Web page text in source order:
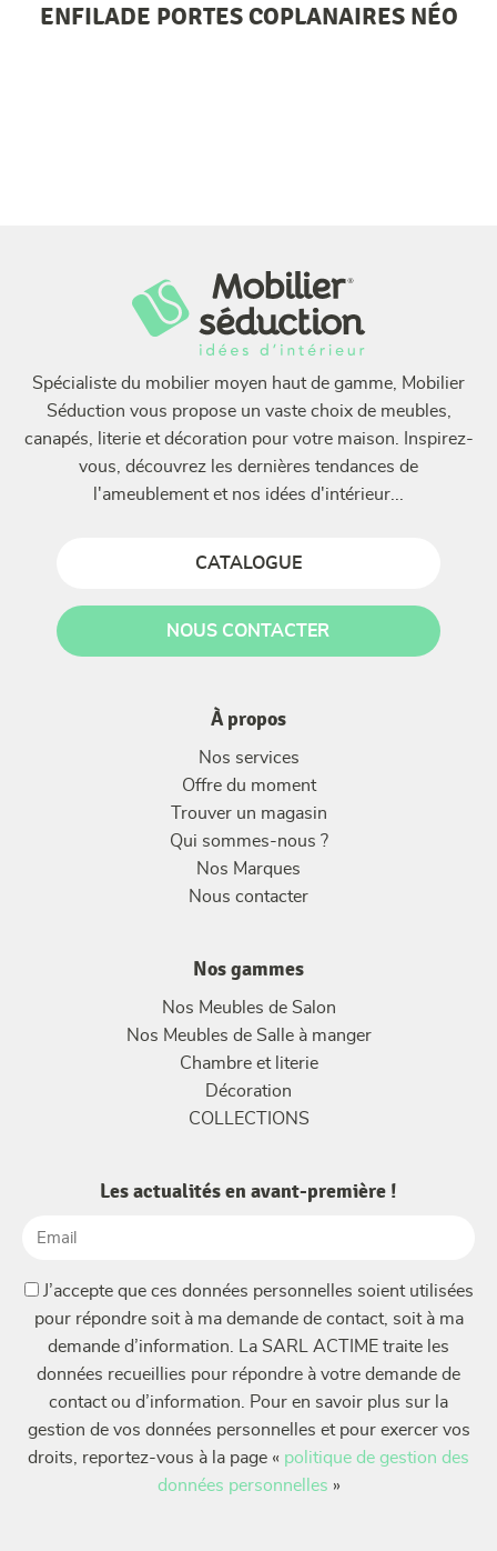
ENFILADE PORTES COPLANAIRES NÉO
Spécialiste du mobilier moyen haut de gamme, Mobilier
Séduction vous propose un vaste choix de meubles,
canapés, literie et décoration pour votre maison. Inspirez-
vous, découvrez les dernières tendances de
l'ameublement et nos idées d'intérieur...
CATALOGUE
NOUS CONTACTER
À propos
Nos services
Offre du moment
Trouver un magasin
Qui sommes-nous ?
Nos Marques
Nous contacter
Nos gammes
Nos Meubles de Salon
Nos Meubles de Salle à manger
Chambre et literie
Décoration
COLLECTIONS
Les actualités en avant-première !
(Nécessaire)
J’accepte que ces données personnelles soient utilisées
pour répondre soit à ma demande de contact, soit à ma
demande d’information. La SARL ACTIME traite les
données recueillies pour répondre à votre demande de
contact ou d’information. Pour en savoir plus sur la
gestion de vos données personnelles et pour exercer vos
droits, reportez-vous à la page « politique de gestion des
données personnelles »